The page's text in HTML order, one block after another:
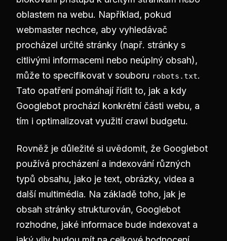
oblastem na webu. Například, pokud
webmaster nechce, aby vyhledávač
procházel určité stránky (např. stránky s
citlivými informacemi nebo neúplný obsah),
může to specifikovat v souboru robots.txt.
Tato opatření pomáhají řídit to, jak a kdy
Googlebot prochází konkrétní části webu, a
tím i optimalizovat využití crawl budgetu.
Rovněž je důležité si uvědomit, že Googlebot
používá procházení a indexování různých
typů obsahu, jako je text, obrázky, videa a
další multimédia. Na základě toho, jak je
obsah stránky strukturován, Googlebot
rozhodne, jaké informace bude indexovat a